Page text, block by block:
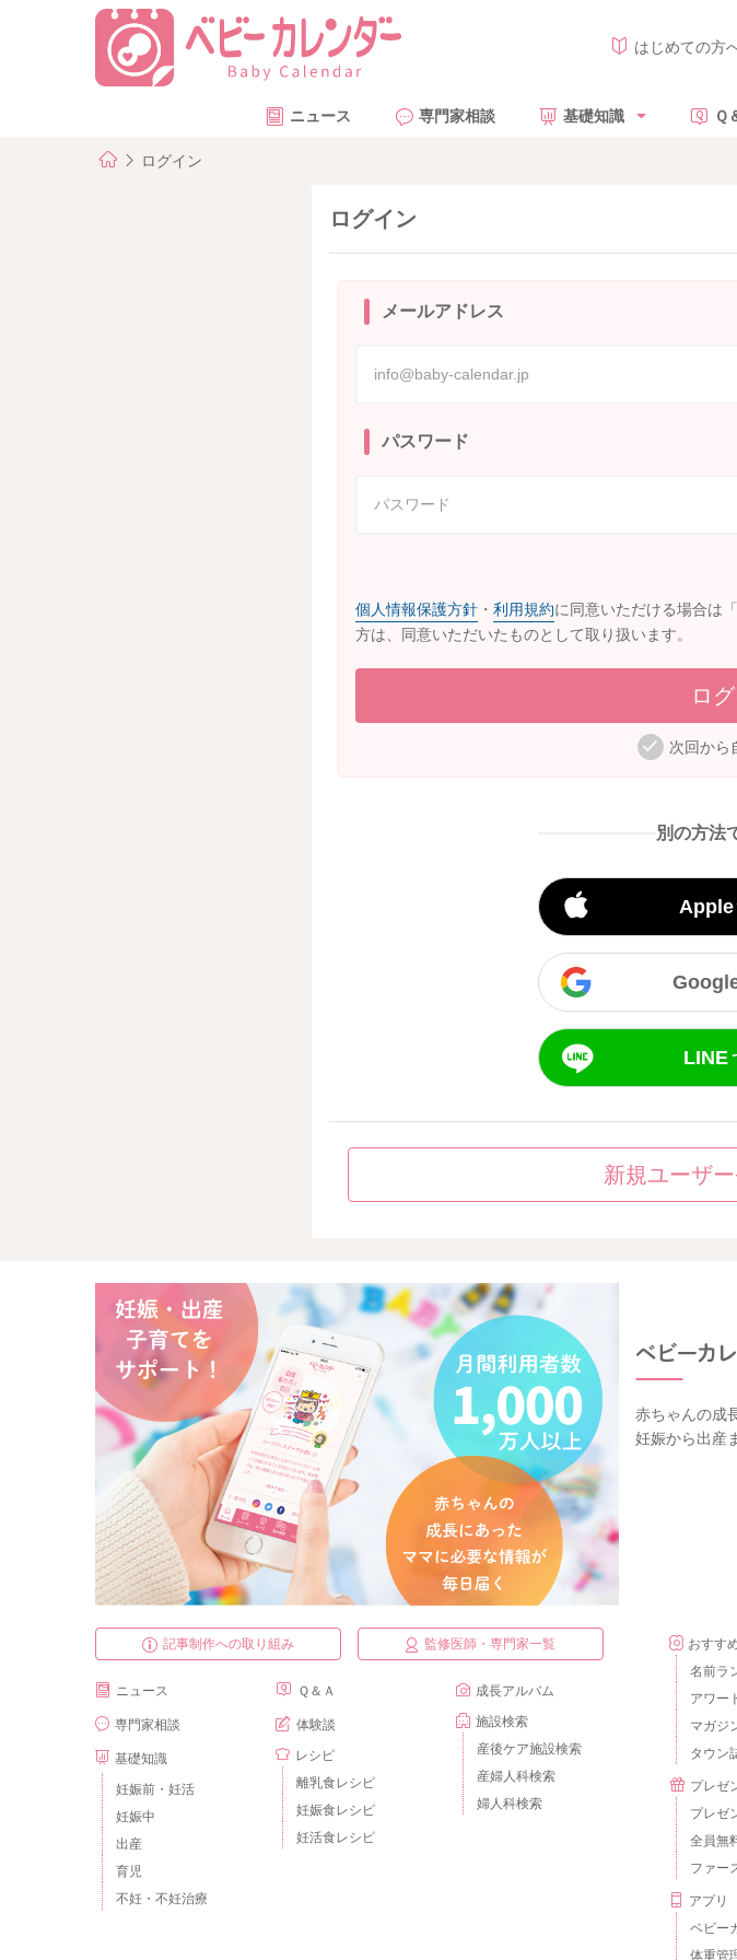
はじめての方
ニュース 専門家相談 基礎知識 Ｑ
ログイン
ログイン
メールアドレス
パスワード
個人情報保護方針 ・ 利用規約に同意いただける場合は
方は、同意いただいたものとして取り扱います。
ロ
次回から
別の方法
Apple
LINE
新規ユーザー
赤ちゃんの成
妊娠から出産
記事制作への取り組み 監修医師・専門家一覧
ニュース
専門家相談
基礎知識
妊娠前・妊活
妊娠中
出産
育児
不妊・不妊治療
Ｑ＆Ａ
体験談
レシピ
離乳食レシピ
妊娠食レシピ
妊活食レシピ
成長アルバム
施設検索
産後ケア施設検索
産婦人科検索
婦人科検索
おすす
名前ラ
アワー
マガジ
タウン
プレゼ
プレゼ
全員無
ファー
アプリ
ベビー
体重管